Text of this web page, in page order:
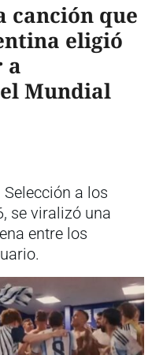
canción que
eligió
a
Mundial
a los
se viralizó una
entre los